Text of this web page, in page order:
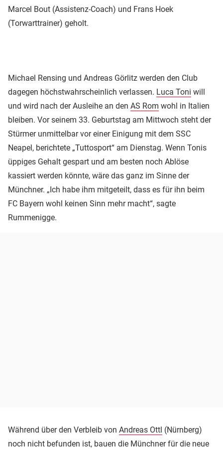
Marcel Bout (Assistenz-Coach) und Frans Hoek
(Torwarttrainer) geholt.
Michael Rensing und Andreas Görlitz werden den Club
dagegen höchstwahrscheinlich verlassen. Luca Toni will
und wird nach der Ausleihe an den AS Rom wohl in Italien
bleiben. Vor seinem 33. Geburtstag am Mittwoch steht der
Stürmer unmittelbar vor einer Einigung mit dem SSC
Neapel, berichtete „Tuttosport“ am Dienstag. Wenn Tonis
üppiges Gehalt gespart und am besten noch Ablöse
kassiert werden könnte, wäre das ganz im Sinne der
Münchner. „Ich habe ihm mitgeteilt, dass es für ihn beim
FC Bayern wohl keinen Sinn mehr macht“, sagte
Rummenigge.
Während über den Verbleib von Andreas Ottl (Nürnberg)
noch nicht befunden ist, bauen die Münchner für die neue